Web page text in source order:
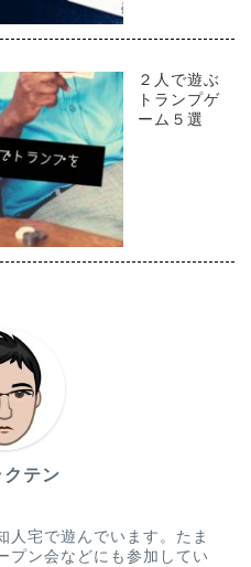
２人で遊ぶ
トランプゲ
ーム５選
クテン
人宅で遊んでいます。たま
プン会などにも参加してい